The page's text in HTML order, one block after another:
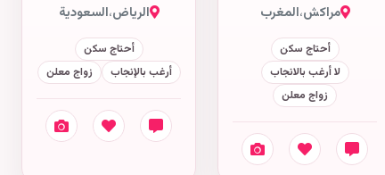
مراكش،المغرب
أحتاج سكن
لا أرغب بالانجاب
زواج معلن
الرياض،السعودية
أحتاج سكن
أرغب بالإنجاب
زواج معلن